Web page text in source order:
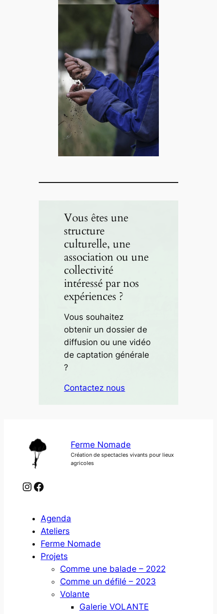
Vous êtes une
structure
culturelle, une
association ou une
collectivité
intéressé par nos
expériences ?
Vous souhaitez
obtenir un dossier de
diffusion ou une vidéo
de captation générale
?
Contactez nous
Ferme Nomade
Création de spectacles vivants pour lieux
agricoles
Instagram Facebook
Agenda
Ateliers
Ferme Nomade
Projets
Comme une balade – 2022
Comme un défilé – 2023
Volante
Galerie VOLANTE